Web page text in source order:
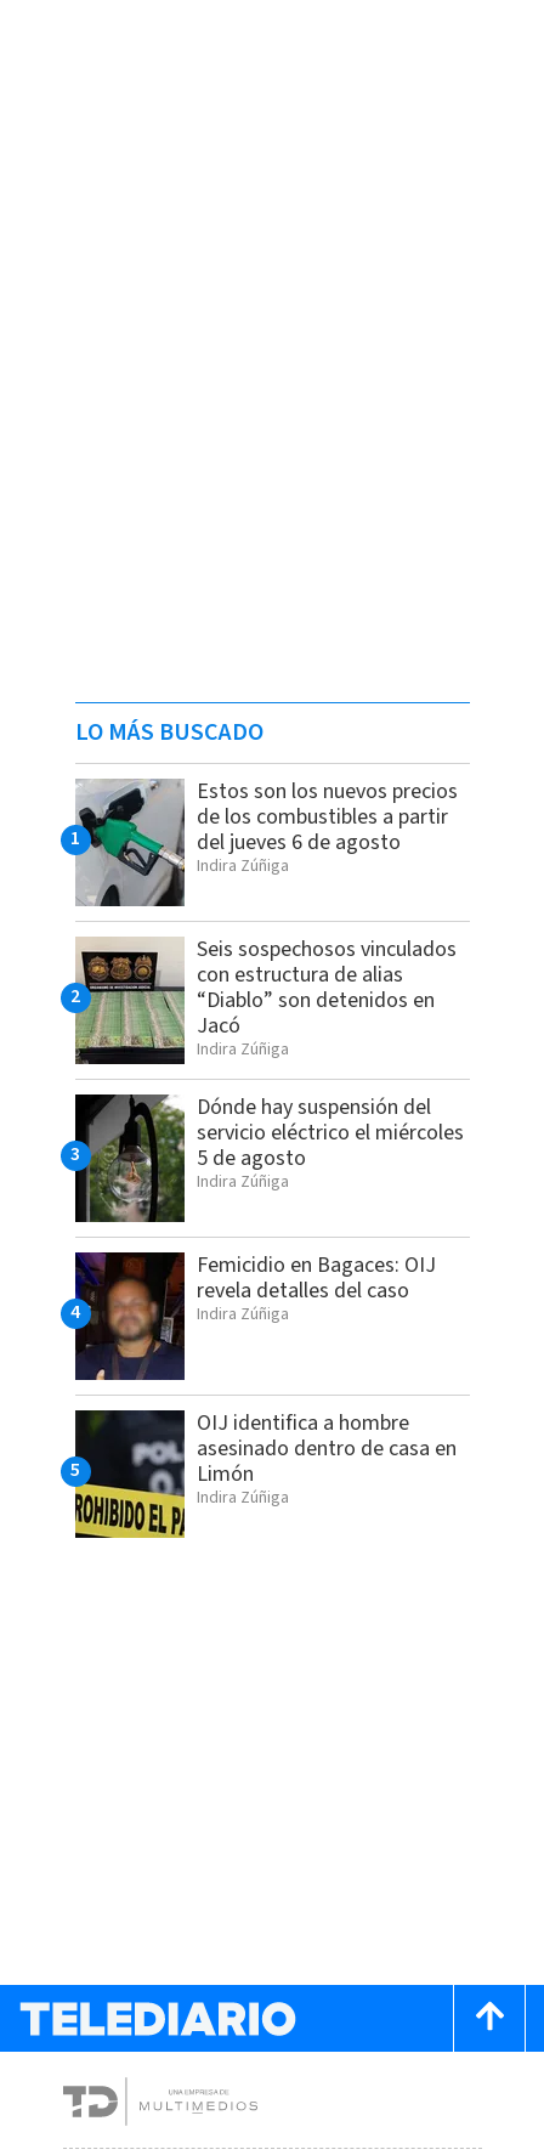
LO MÁS BUSCADO
Estos son los nuevos precios
de los combustibles a partir
del jueves 6 de agosto
Indira Zúñiga
Seis sospechosos vinculados
con estructura de alias
“Diablo” son detenidos en
Jacó
Indira Zúñiga
Dónde hay suspensión del
servicio eléctrico el miércoles
5 de agosto
Indira Zúñiga
Femicidio en Bagaces: OIJ
revela detalles del caso
Indira Zúñiga
OIJ identifica a hombre
asesinado dentro de casa en
Limón
Indira Zúñiga